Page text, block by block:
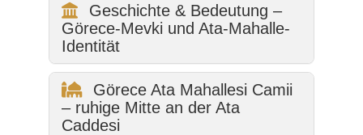
Geschichte & Bedeutung –
Görece-Mevki und Ata-Mahalle-
Identität
Görece Ata Mahallesi Camii
– ruhige Mitte an der Ata
Caddesi